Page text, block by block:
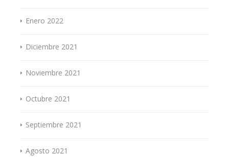
Enero 2022
Diciembre 2021
Noviembre 2021
Octubre 2021
Septiembre 2021
Agosto 2021